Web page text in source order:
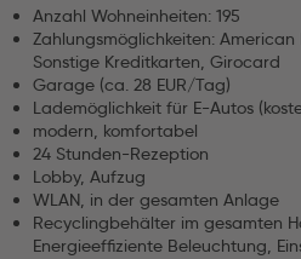
Anzahl Wohneinheiten: 195
Zahlungsmöglichkeiten: American
Sonstige Kreditkarten, Girocard
Garage (ca. 28 EUR/Tag)
Lademöglichkeit für E-Autos
modern, komfortabel
24 Stunden-Rezeption
Lobby, Aufzug
WLAN, in der gesamten Anlage
Recyclingbehälter im gesamten
Energieeffiziente Beleuchtung,